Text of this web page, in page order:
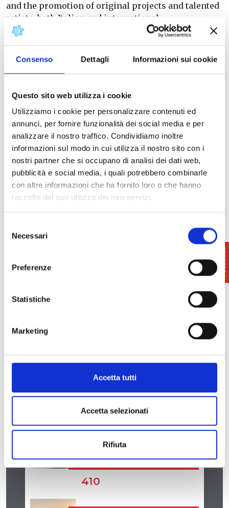
Consenso Dettagli Informazioni sui cookie
Questo sito web utilizza i cookie
Utilizziamo i cookie per personalizzare contenuti ed
annunci, per fornire funzionalità dei social media e per
analizzare il nostro traffico. Condividiamo inoltre
informazioni sul modo in cui utilizza il nostro sito con i
nostri partner che si occupano di analisi dei dati web,
pubblicità e social media, i quali potrebbero combinarle
con altre informazioni che ha fornito loro o che hanno
raccolto dal suo utilizzo dei loro servizi.
delNecessari
Preferenze
Statistiche
Marketing
Accetta tutti
Accetta selezionati
Rifiuta
and the promotion of original projects and talented
artists, both Italian and international.
The festival stands out for its consistent artistic
spanning blues, jazz, folk, rock and world music.
offers a total immersion in the beauty of Tuscan
villages: breathtaking landscapes, genuine
hospitality, local cuisine, a relaxed, family-friendly
atmosphere.
Info: 0587 356143
La Compagnia del Bosco
info@lacompagniadelbosco.it
website